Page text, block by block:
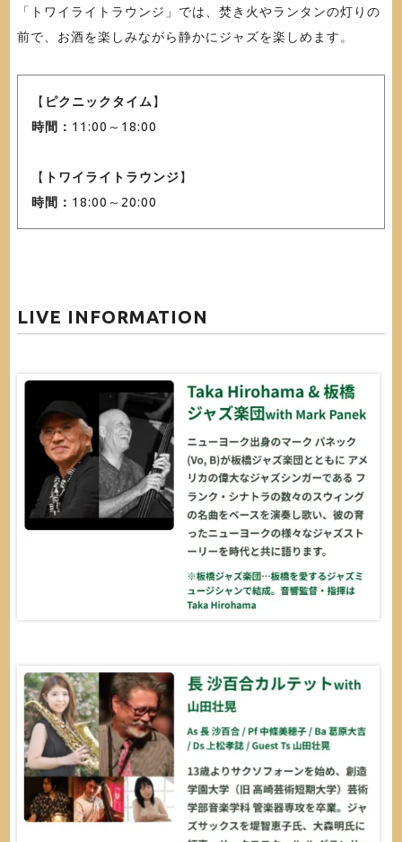
「トワイライトラウンジ」では、焚き火やランタンの灯りの
前で、お酒を楽しみながら静かにジャズを楽しめます。
【 ピクニックタイム 】
時間： 11:00～18:00
【 トワイライトラウンジ】
時間： 18:00～20:00
LIVE INFORMATION